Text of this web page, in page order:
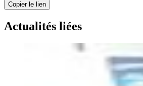
Copier le lien
Actualités liées